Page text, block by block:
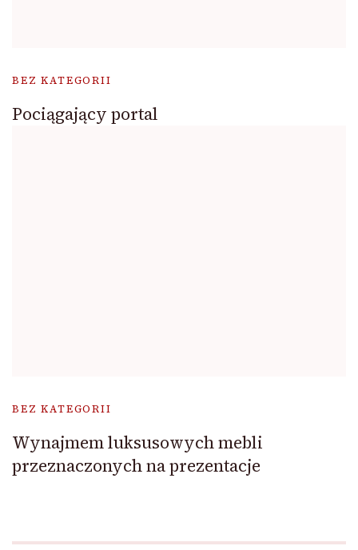
BEZ KATEGORII
Pociągający portal
BEZ KATEGORII
Wynajmem luksusowych mebli
przeznaczonych na prezentacje